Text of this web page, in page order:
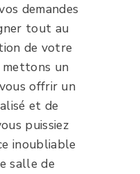
demandes
tout au
de votre
mettons un
offrir un
et de
puissiez
inoubliable
salle de